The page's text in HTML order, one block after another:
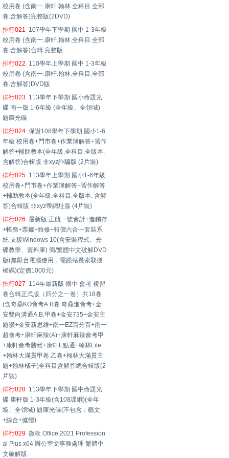
校用卷 (含南一.康軒.翰林.全科目.全部
卷.含解答)完整版(2DVD)
排行021 107學年下學期 國中 1-3年級
校用卷 (含南一.康軒.翰林.全科目.全部
卷.含解答)合輯 完整版
排行022 110學年上學期 國中 1-3年級
校用卷 (含南一.康軒.翰林.全科目.全部
卷.含解答)DVD版
排行023 113學年下學期 國小命題光
碟 南一版 1-6年級 (全年級、全領域)
題庫光碟
排行024 保證108學年下學期 國小1-6
年級 校用卷+門市卷+作業簿解答+習作
解答+輔助教本(全年級.全科目.全版本.
含解答)合輯版 非xyz詐騙版 (2片裝)
排行025 113學年上學期 國小1-6年級
校用卷+門市卷+作業簿解答+習作解答
+輔助教本(全年級.全科目.全版本. 含解
答)合輯版 非xyz帶網址版 (4片裝)
排行026 最新版 正航一號會計+進銷存
+帳務+票據+維修+報價六合一套裝系
統 支援Windows 10(含安裝程式、光
碟教學、資料庫) 簡/繁體中文破解DVD
版(無限台電腦使用，需跟站長索取授
權碼)(定價1000元)
排行027 114年最新版 國中 會考 複習
卷合輯正式版（四分之一卷）共18卷
(含奇鼎KO會考A.B卷 奇鼎進會考+金
安雙向溝通A.B.甲卷+金安735+金安主
題讚+金安新思維+南一EZ百分百+南一
超會考+康軒麻辣(A)+康軒麻辣會考甲
+康軒會考勝經+康軒E點通+翰林Lite
+翰林大滿貫甲卷.乙卷+翰林大滿貫主
題+翰林橘子)全科目含解答總合輯版(2
片裝)
排行028 113學年下學期 國中命題光
碟 康軒版 1-3年級(含108課綱)(全年
級、全領域) 題庫光碟(不包含：藝文
+綜合+健體)
排行029 微軟 Office 2021 Profession
al Plus x64 辦公室文事務處理 繁體中
文破解版